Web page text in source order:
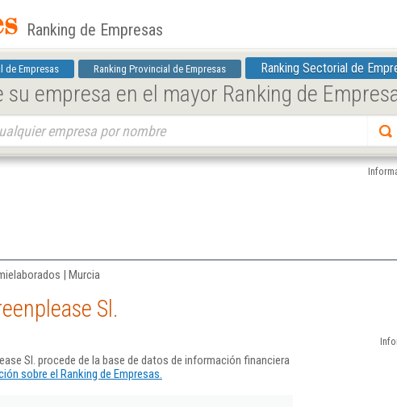
Ranking de Empresas
de Empresas Ranking Provincial de Empresas Ranking Sectorial de
su empresa en el mayor Ranking de
| Murcia
Sl.
Sl. procede de la base de datos de información financiera
sobre el Ranking de Empresas.